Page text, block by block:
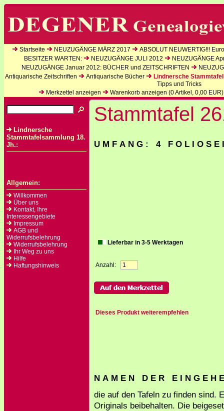
Startseite NEUZUGÄNGE MÄRZ 2017
ABSOLUT NEUWERTIG!!!
BESITZER WARTEN:
NEUZUGÄNGE JULI 2012
NEUZUGÄNGE
NEUZUGÄNGE Januar 2012: BÜCHER und ZEITSCHRIFTEN
Antiquarische Zeitschriften
Antiquarische Bücher
Lindnersche
Tipps und Tricks
Merkzettel anzeigen
Warenkorb anzeigen (0Artikel, 0,00 EUR)
Lindnersche
Stammtafelsammlung 18.
Jh.:
Allgemein:
Willkommen
Über uns
Kontakt, Ihre
Interessengebiete
Impressum
AGB und
Widerrufsbelehrung
Widerrufsbelehrung
Ihr Weg zu uns
Hilfe
Haftungshinweis
Stammtafel
U M F A N G : 4 F O L I O S E
Lieferbar in 3-5 Werktagen
Anzahl:
Dieses Produkt weiterempfehlen
N A M E N D E R E I N G E H
die auf den Tafeln zu finden sind.
Originals beibehalten. Die